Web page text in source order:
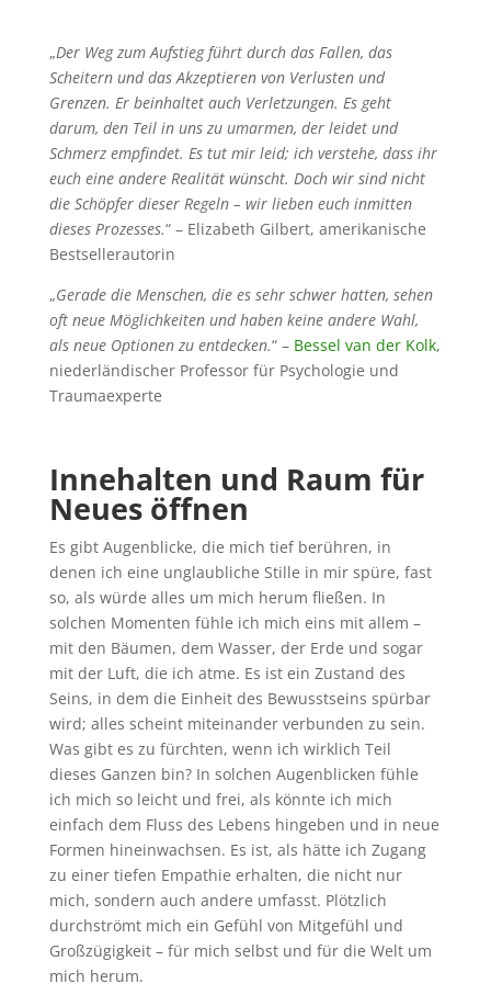
„Der Weg zum Aufstieg führt durch das Fallen, das
Scheitern und das Akzeptieren von Verlusten und
Grenzen. Er beinhaltet auch Verletzungen. Es geht
darum, den Teil in uns zu umarmen, der leidet und
Schmerz empfindet. Es tut mir leid; ich verstehe, dass ihr
euch eine andere Realität wünscht. Doch wir sind nicht
die Schöpfer dieser Regeln – wir lieben euch inmitten
dieses Prozesses.“ – Elizabeth Gilbert, amerikanische
Bestsellerautorin
„Gerade die Menschen, die es sehr schwer hatten, sehen
oft neue Möglichkeiten und haben keine andere Wahl,
als neue Optionen zu entdecken.“ – Bessel van der Kolk,
niederländischer Professor für Psychologie und
Traumaexperte
Innehalten und Raum für
Neues öffnen
Es gibt Augenblicke, die mich tief berühren, in
denen ich eine unglaubliche Stille in mir spüre, fast
so, als würde alles um mich herum fließen. In
solchen Momenten fühle ich mich eins mit allem –
mit den Bäumen, dem Wasser, der Erde und sogar
mit der Luft, die ich atme. Es ist ein Zustand des
Seins, in dem die Einheit des Bewusstseins spürbar
wird; alles scheint miteinander verbunden zu sein.
Was gibt es zu fürchten, wenn ich wirklich Teil
dieses Ganzen bin? In solchen Augenblicken fühle
ich mich so leicht und frei, als könnte ich mich
einfach dem Fluss des Lebens hingeben und in neue
Formen hineinwachsen. Es ist, als hätte ich Zugang
zu einer tiefen Empathie erhalten, die nicht nur
mich, sondern auch andere umfasst. Plötzlich
durchströmt mich ein Gefühl von Mitgefühl und
Großzügigkeit – für mich selbst und für die Welt um
mich herum.